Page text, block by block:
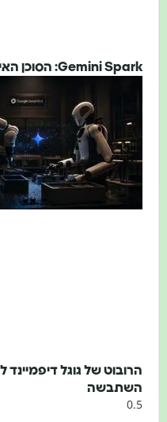
Gemini Spark: הסוכן האישי של גוגל שרץ בענן 24/7
הרובוט של גוגל דיפמיינד
השתבשה